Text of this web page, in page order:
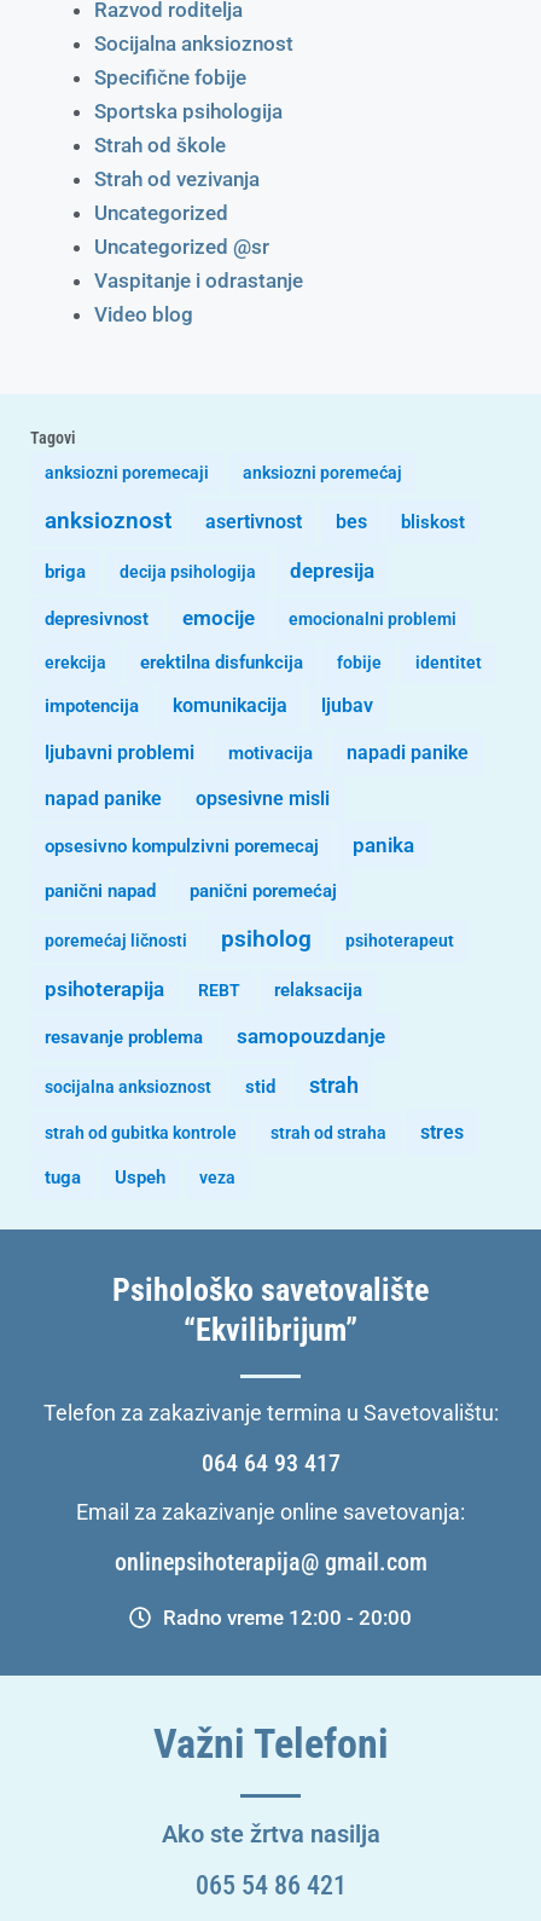
Razvod roditelja
Socijalna anksioznost
Specifične fobije
Sportska psihologija
Strah od škole
Strah od vezivanja
Uncategorized
Uncategorized @sr
Vaspitanje i odrastanje
Video blog
Tagovi
anksiozni poremecaji
anksiozni poremećaj
anksioznost asertivnost bes bliskost
briga decija psihologija depresija
depresivnost emocije emocionalni problemi
erekcija erektilna disfunkcija fobije identitet
impotencija komunikacija ljubav
ljubavni problemi motivacija napadi panike
napad panike opsesivne misli
opsesivno kompulzivni poremecaj panika
panični napad panični poremećaj
poremećaj ličnosti psiholog psihoterapeut
psihoterapija REBT relaksacija
resavanje problema samopouzdanje
socijalna anksioznost stid strah
strah od gubitka kontrole strah od straha stres
tuga Uspeh veza
Psihološko savetovalište
“Ekvilibrijum”
Telefon za zakazivanje termina u Savetovalištu:
064 64 93 417
Email za zakazivanje online savetovanja:
onlinepsihoterapija@ gmail.com
Radno vreme 12:00 - 20:00
Važni Telefoni
Ako ste žrtva nasilja
065 54 86 421